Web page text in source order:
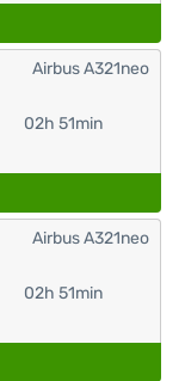
02h 51min
Airbus A321neo
02h 51min
Airbus A321neo